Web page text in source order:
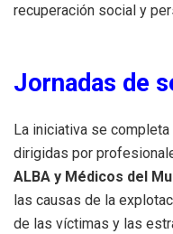
recuperación social y
Jornadas de
La iniciativa se
dirigidas por
ALBA y Médicos del
las causas de la
de las víctimas y las